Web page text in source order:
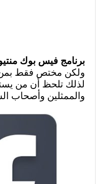
برنامج فيس بوك
ولكن مختص فقط بمن
لذلك تلحظ أن من
والممثلين وأصحاب